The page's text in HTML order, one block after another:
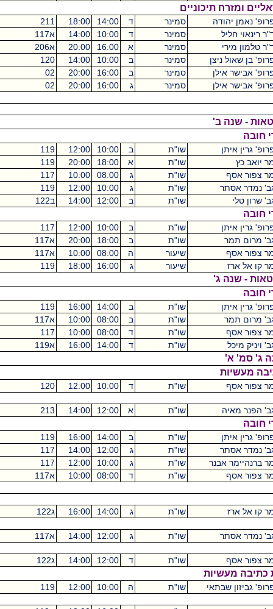
סמינר ד 14:00
18:00
211 מכסיקו
סמינר
ד 10:00
14:00 א117 מכסיקו
סמינר
א 16:00
20:00 א206 מכסיקו
סמינר ב 10:00
14:00
120 מכסיקו
סמינר ב 16:00
20:00
02 קיקואין
סמינר ג 16:00
20:00
02 קיקואין
שו"ת ב 10:00
12:00
119 מכסיקו
שו"ת
א 18:00
20:00
119 מכסיקו
שו"ת
ג 08:00
10:00
117 מכסיקו
שו"ת
ג 10:00
12:00
119 מכסיקו
שו"ת
ב 12:00
14:00 ב122 מכסיקו
שו"ת ב 10:00
12:00
117 מכסיקו
שו"ת
ב 18:00
20:00 א117 מכסיקו
שיעור
ה 08:00
10:00 א117 מכסיקו
שיעור
ג 16:00
18:00
119 מכסיקו
שו"ת ב 14:00
16:00
119 מכסיקו
שו"ת
ב 08:00
10:00 א117 מכסיקו
שו"ת
ד 08:00
10:00
117 מכסיקו
שו"ת
ד 14:00
16:00 א119 מכסיקו
שו"ת ד 10:00
12:00
120 מכסיקו
שו"ת א 12:00
14:00
213 מכסיקו
שו"ת ב 14:00
16:00
119 מכסיקו
שו"ת
ג 12:00
14:00
117 מכסיקו
שו"ת ג 10:00
12:00
117 מכסיקו
שו"ת
ד 08:00
10:00 א117 מכסיקו
שו"ת ג 14:00
16:00 ג122 מכסיקו
שו"ת ג 12:00
14:00 א117 מכסיקו
שו"ת ד 12:00
14:00 ג122 מכסיקו
שו"ת ה 10:00
12:00
119 מכסיקו